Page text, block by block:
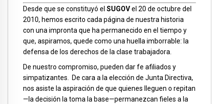
Desde que se constituyó el SUGOVel 20 de octubre del
2010, hemos escrito cada página de nuestra historia
con una impronta que ha permanecido en el tiempo y
que, aspiramos, quede como una huella imborrable: la
defensa de los derechos de la clase trabajadora.
De nuestro compromiso, pueden dar fe afiliados y
simpatizantes. De cara a la elección de Junta Directiva,
nos asiste la aspiración de que quienes lleguen o repitan
—la decisión la toma la base—permanezcan fieles a la